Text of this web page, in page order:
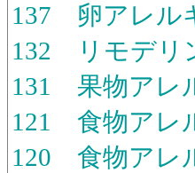
137 卵アレル
132 リモデリ
131 果物アレ
121 食物アレ
120 食物アレ